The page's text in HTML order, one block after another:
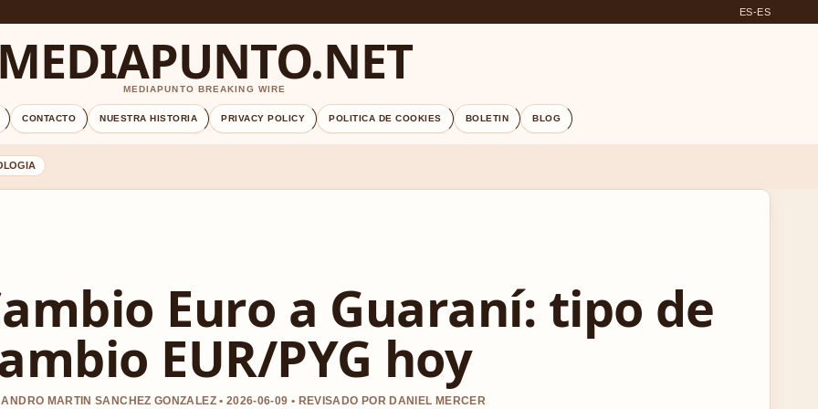
ES-ES
MEDIAPUNTO BREAKING WIRE
CONTACTO NUESTRA HISTORIA PRIVACY POLICY POLITICA DE COOKIES BOLETIN BLOG
Euro a Guaraní: tipo de
EUR/PYG hoy
MARTIN SANCHEZ GONZALEZ • 2026-06-09 • REVISADO POR DANIEL MERCER